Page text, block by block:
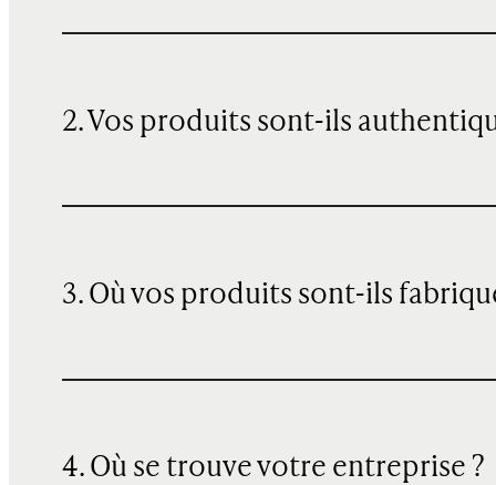
2. Vos produits sont-ils
3. Où vos produits sont-ils
4. Où se trouve votre entreprise ?